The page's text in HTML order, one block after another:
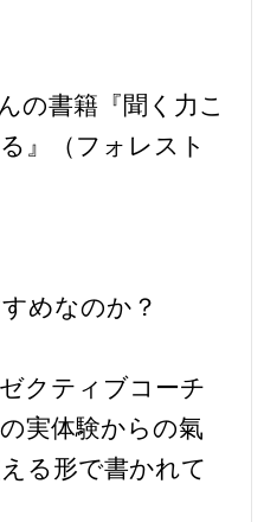
の書籍『聞く力こ
』（フォレスト
めなのか？
クティブコーチ
実体験からの氣
る形で書かれて